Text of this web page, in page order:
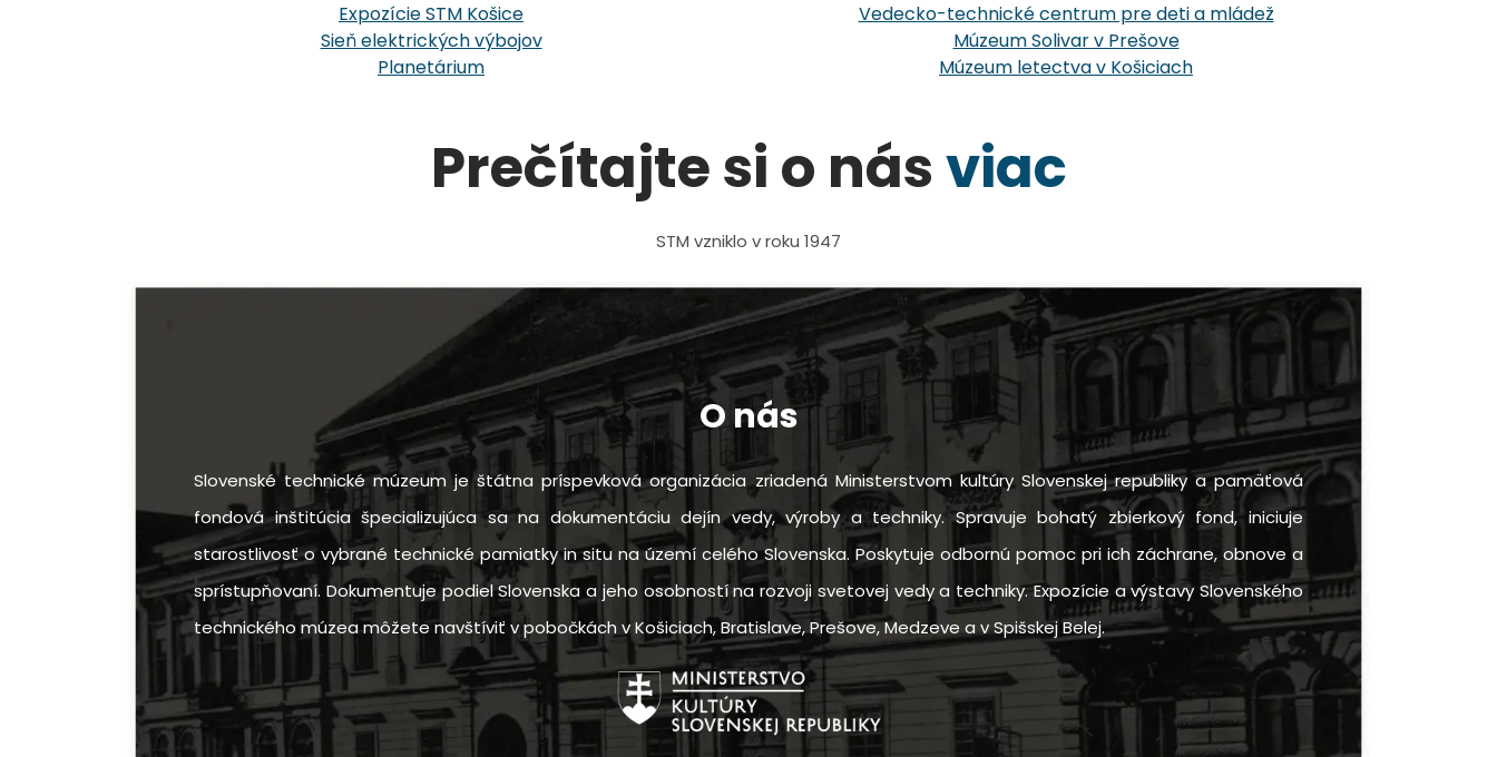
Expozície STM Košice
Sieň elektrických výbojov
Planetárium
Vedecko-technické centrum pre deti a mládež
Múzeum Solivar v Prešove
Múzeum letectva v Košiciach
Prečítajte si o násviac
STM vzniklo v roku 1947
O nás
Slovenské technické múzeum je štátna príspevková organizácia zriadená Ministerstvom kultúry Slovenskej republiky a pamäťová
fondová inštitúcia špecializujúca sa na dokumentáciu dejín vedy, výroby a techniky. Spravuje bohatý zbierkový fond, iniciuje
starostlivosť o vybrané technické pamiatky in situ na území celého Slovenska. Poskytuje odbornú pomoc pri ich záchrane, obnove a
sprístupňovaní. Dokumentuje podiel Slovenska a jeho osobností na rozvoji svetovej vedy a techniky. Expozície a výstavy Slovenského
technického múzea môžete navštíviť v pobočkách v Košiciach, Bratislave, Prešove, Medzeve a v Spišskej Belej.